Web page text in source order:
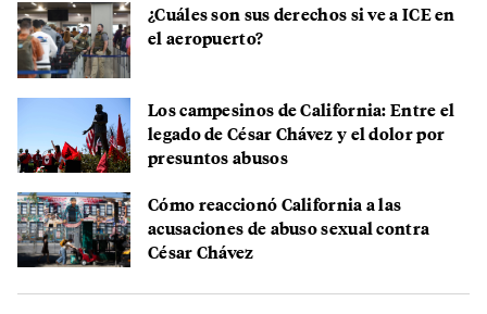
¿Cuáles son sus derechos si ve a ICE en
el aeropuerto?
Los campesinos de California: Entre el
legado de César Chávez y el dolor por
presuntos abusos
Cómo reaccionó California a las
acusaciones de abuso sexual contra
César Chávez